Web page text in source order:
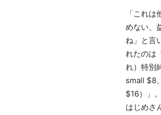
「これ
めない、
ね」と言
れたのは
れ）特別
small $8
$16）」。
はじめさ